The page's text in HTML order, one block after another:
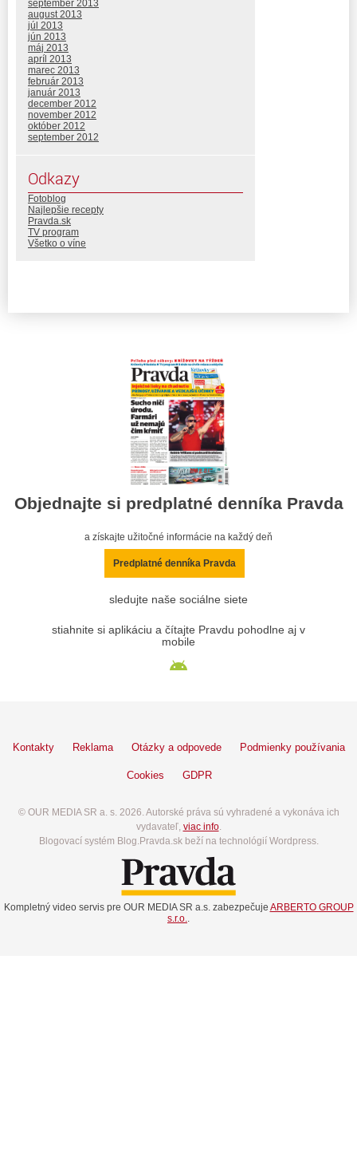
september 2013
august 2013
júl 2013
jún 2013
máj 2013
apríl 2013
marec 2013
február 2013
január 2013
december 2012
november 2012
október 2012
september 2012
Odkazy
Fotoblog
Najlepšie recepty
Pravda.sk
TV program
Všetko o víne
Objednajte si predplatné denníka Pravda
a získajte užitočné informácie na každý deň
Predplatné denníka Pravda
sledujte naše sociálne siete
stiahnite si aplikáciu a čítajte Pravdu pohodlne aj v
mobile
Kontakty Reklama Otázky a odpovede Podmienky používania
Cookies GDPR
© OUR MEDIA SR a. s. 2026. Autorské práva sú vyhradené a vykonáva ich
vydavateľ, viac info.
Blogovací systém Blog.Pravda.sk beží na technológií Wordpress.
Kompletný video servis pre OUR MEDIA SR a.s. zabezpečuje ARBERTO GROUP
s.r.o.